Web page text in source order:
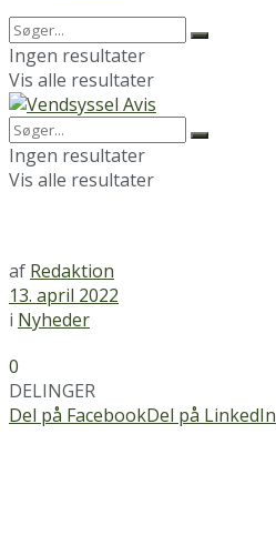
Ingen resultater
Vis alle resultater
Ingen resultater
Vis alle resultater
af Redaktion
13. april 2022
i Nyheder
0
DELINGER
Del på FacebookDel på LinkedIn